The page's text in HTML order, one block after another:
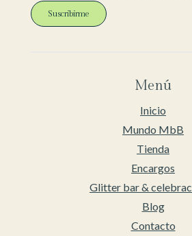
Suscribirme
Menú
Inicio
Mundo MbB
Tienda
Encargos
Glitter bar &
Blog
Contacto